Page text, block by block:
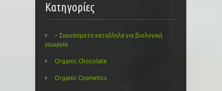
Kατηγορίες
– Σκευάσματα καταλληλα για βιολογική
γεωργία
Organic Chocolate
Organic Cosmetics